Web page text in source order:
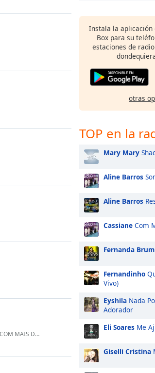
DEUS ABENÇOE
Instala la aplicación
Box para su
estaciones de
otras
TOP en la
Mary Mary
Aline Barros
Aline Barros
Cassiane Com
Fernanda Brum
Fernandinho
Vivo)
Eyshila Nada
Adorador
Eli Soares Me
Giselli Cristina